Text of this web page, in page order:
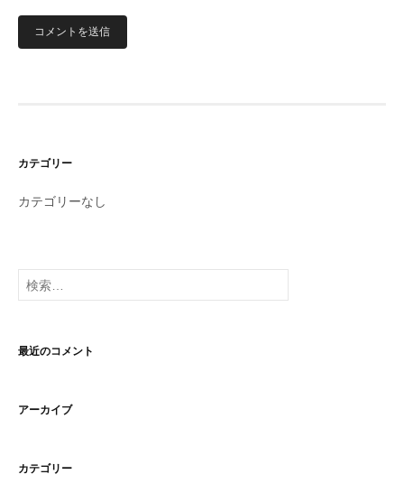
カテゴリー
カテゴリーなし
検
索:
最近のコメント
アーカイブ
カテゴリー